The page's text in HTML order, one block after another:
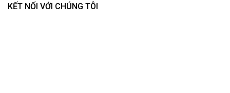
KẾT NỐI VỚI CHÚNG TÔI